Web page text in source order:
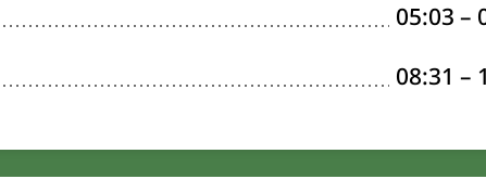
05:03 –
08:31 –